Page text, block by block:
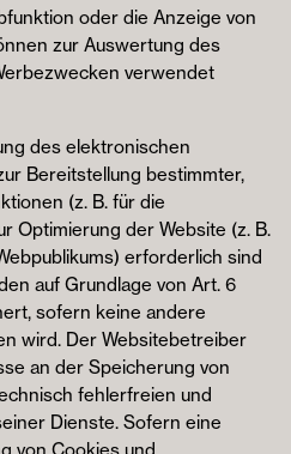
oder die Anzeige von
zur Auswertung des
verwendet
des elektronischen
Bereitstellung bestimmter,
(z. B. für die
Optimierung der Website (z. B.
erforderlich sind
auf Grundlage von Art. 6
sofern keine andere
wird. Der Websitebetreiber
an der Speicherung von
fehlerfreien und
Dienste. Sofern eine